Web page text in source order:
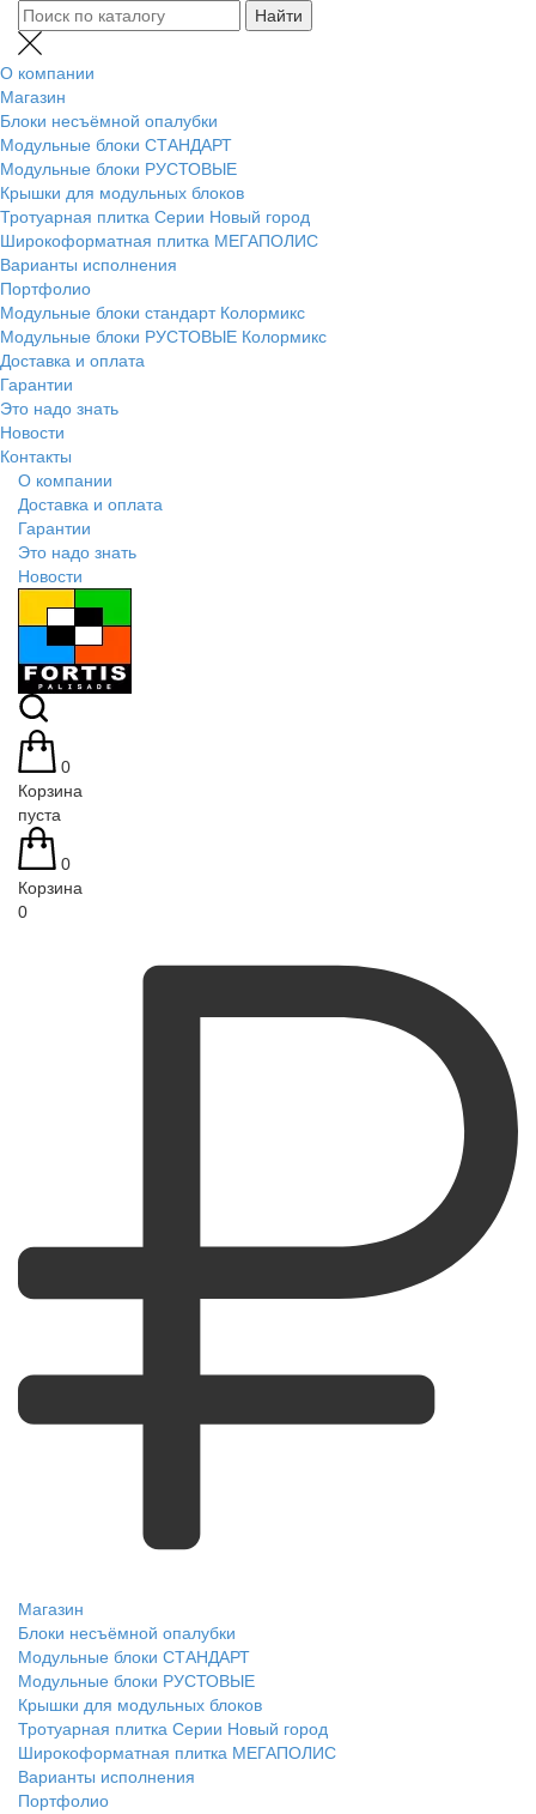
О компании
Магазин
Блоки несъёмной опалубки
Модульные блоки СТАНДАРТ
Модульные блоки РУСТОВЫЕ
Крышки для модульных блоков
Тротуарная плитка Серии Новый город
Широкоформатная плитка МЕГАПОЛИС
Варианты исполнения
Портфолио
Модульные блоки стандарт Колормикс
Модульные блоки РУСТОВЫЕ Колормикс
Доставка и оплата
Гарантии
Это надо знать
Новости
Контакты
О компании
Доставка и оплата
Гарантии
Это надо знать
Новости
0
Корзина
пуста
0
Корзина
0
Магазин
Блоки несъёмной опалубки
Модульные блоки СТАНДАРТ
Модульные блоки РУСТОВЫЕ
Крышки для модульных блоков
Тротуарная плитка Серии Новый город
Широкоформатная плитка МЕГАПОЛИС
Варианты исполнения
Портфолио